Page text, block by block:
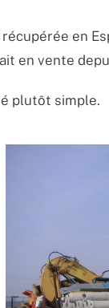
en
en vente
plutôt simple.